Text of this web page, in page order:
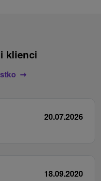
klienci
20.07.2026
18.09.2020